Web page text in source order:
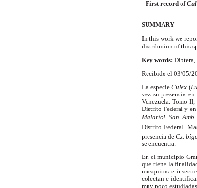
First record of
SUMMARY
In this work we
distribution of this
Key words: Diptera,
Recibido el 03/05/
La especieCulex (
vez su presencia
Venezuela. Tomo
Distrito Federal y en
Malariol. San.
Distrito Federal.
presencia deCx.
se encuentra.
En el municipio
que tiene la
mosquitos e
colectan e
muy poco